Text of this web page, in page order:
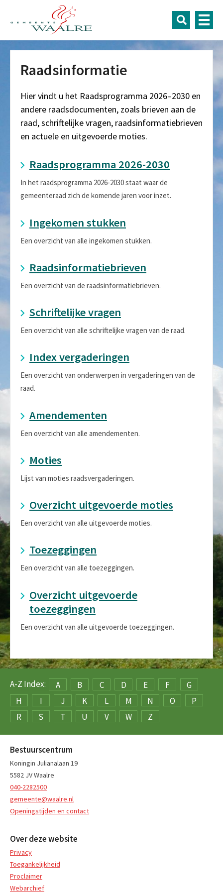
Raadsinformatie
Hier vindt u het Raadsprogramma 2026–2030 en
andere raadsdocumenten, zoals brieven aan de
raad, schriftelijke vragen, raadsinformatiebrieven
en actuele en uitgevoerde moties.
Raadsprogramma 2026-2030
In het raadsprogramma 2026-2030 staat waar de
gemeenteraad zich de komende jaren voor inzet.
Ingekomen stukken
Een overzicht van alle ingekomen stukken.
Raadsinformatiebrieven
Een overzicht van de raadsinformatiebrieven.
Schriftelijke vragen
Een overzicht van alle schriftelijke vragen van de raad.
Index vergaderingen
Een overzicht van onderwerpen in vergaderingen van de
raad.
Amendementen
Een overzicht van alle amendementen.
Moties
Lijst van moties raadsvergaderingen.
Overzicht uitgevoerde moties
Een overzicht van alle uitgevoerde moties.
Toezeggingen
Een overzicht van alle toezeggingen.
Overzicht uitgevoerde
toezeggingen
Een overzicht van alle uitgevoerde toezeggingen.
A-Z Index: A B C D E F
G
H
I J K L M N O
P
R
S T U V W Z
Bestuurscentrum
Koningin Julianalaan 19
5582 JV Waalre
040-2282500
gemeente@waalre.nl
Openingstijden en contact
Over deze website
Privacy
Toegankelijkheid
Proclaimer
Webarchief